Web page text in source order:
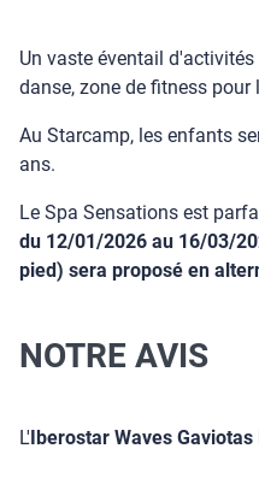
Un vaste éventail
danse, zone de fitness
Au Starcamp, les enfants
ans.
Le Spa Sensations est
du 12/01/2026 au 16/03/
pied) sera proposé en
NOTRE AVIS
L'Iberostar Waves